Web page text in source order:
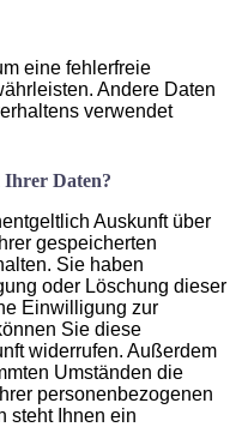
eine fehlerfreie
Andere Daten
verwendet
Ihrer Daten?
Auskunft über
gespeicherten
Sie haben
oder Löschung dieser
Einwilligung zur
Sie diese
widerrufen. Außerdem
Umständen die
personenbezogenen
steht Ihnen ein